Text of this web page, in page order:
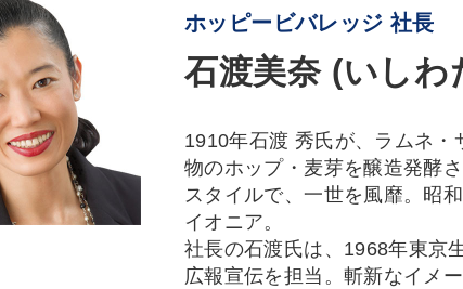
ホッピービバレッジ 社長
石渡美奈 (いしわ
1910年石渡 秀氏が、ラムネ
物のホップ・麦芽を醸造発酵
スタイルで、一世を風靡。昭
イオニア。
社長の石渡氏は、1968年東京
広報宣伝を担当。斬新なイメ